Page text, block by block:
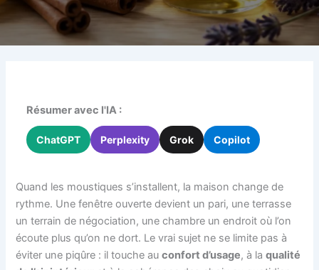
Résumer avec l'IA :
ChatGPT Perplexity Grok Copilot
Quand les moustiques s’installent, la maison change de
rythme. Une fenêtre ouverte devient un pari, une terrasse
un terrain de négociation, une chambre un endroit où l’on
écoute plus qu’on ne dort. Le vrai sujet ne se limite pas à
éviter une piqûre : il touche auconfort d’usage, à laqualité